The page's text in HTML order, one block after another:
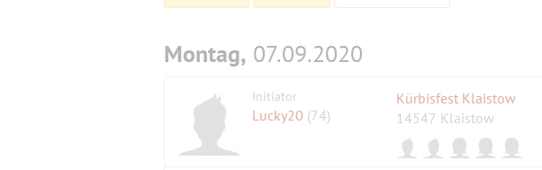
Montag, 07.09.2020
Initiator
Lucky20 (74)
Kürbisfest Klaistow
14547 Klaistow